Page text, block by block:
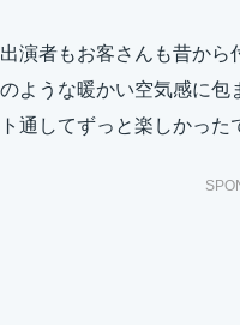
出演者もお客さんも昔から
のような暖かい空気感に包
ト通してずっと楽しかった